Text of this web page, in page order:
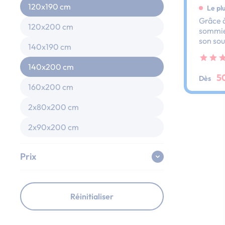
120x190 cm
120x200 cm
140x190 cm
140x200 cm
160x200 cm
2x80x200 cm
2x90x200 cm
Prix
Réinitialiser
Le
Grâce
son
dos
ses
au
Dès